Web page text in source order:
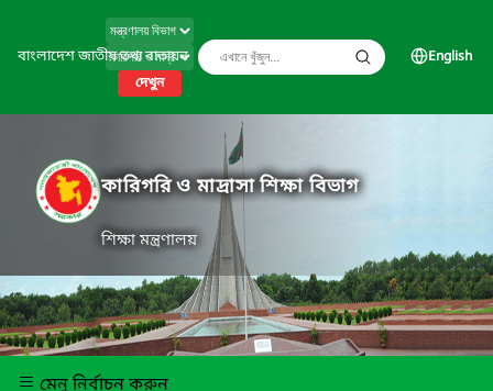
বাংলাদেশ জাতীয় তথ্য বাতায়ন
দেখুন
English
কারিগরি ও মাদ্রাসা শিক্ষা বিভাগ
শিক্ষা মন্ত্রণালয়
মেনু নির্বাচন করুন